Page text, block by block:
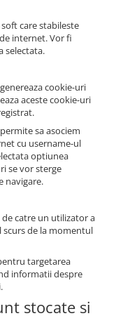
care stabileste
internet. Vor fi
selectata.
cookie-uri
aceste cookie-uri
sa asociem
cu username-ul
optiunea
se vor sterge
navigare.
catre un utilizator a
scurs de la momentul
targetarea
informatii despre
stocate si